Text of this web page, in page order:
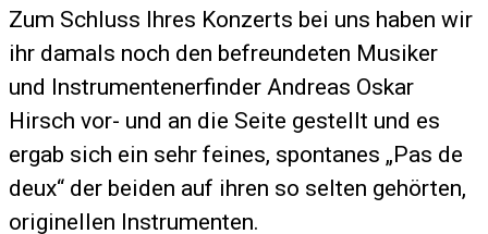
Zum Schluss Ihres Konzerts bei uns haben wir
ihr damals noch den befreundeten Musiker
und Instrumentenerfinder Andreas Oskar
Hirsch vor- und an die Seite gestellt und es
ergab sich ein sehr feines, spontanes „Pas de
deux“ der beiden auf ihren so selten gehörten,
originellen Instrumenten.